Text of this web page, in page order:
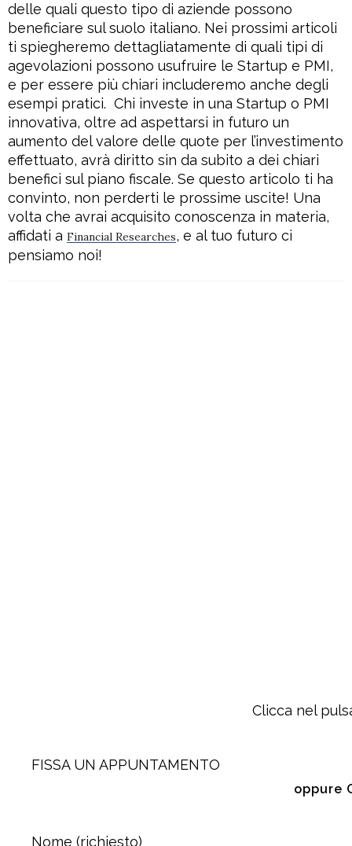
delle quali questo tipo di aziende possono
beneficiare sul suolo italiano. Nei prossimi articoli
ti spiegheremo dettagliatamente di quali tipi di
agevolazioni possono usufruire le Startup e PMI,
e per essere più chiari includeremo anche degli
esempi pratici. Chi investe in una Startup o PMI
innovativa, oltre ad aspettarsi in futuro un
aumento del valore delle quote per l’investimento
effettuato, avrà diritto sin da subito a dei chiari
benefici sul piano fiscale. Se questo articolo ti ha
convinto, non perderti le prossime uscite! Una
volta che avrai acquisito conoscenza in materia,
affidati a Financial Researches, e al tuo futuro ci
pensiamo noi!
Clicca nel
FISSA UN APPUNTAMENTO
oppure
Nome (richiesto)